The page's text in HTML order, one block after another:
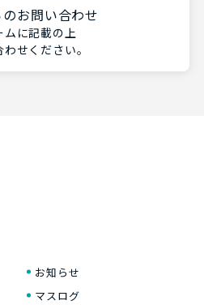
お問い合わせ
ムに記載の上
せください。
お知らせ
マスログ